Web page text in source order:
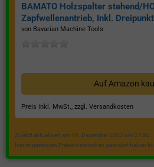
BAMATO Holzspalter stehend/
Zapfwellenantrieb, Inkl.
Spaltkraft 22 Tonnen*
von Bavarian Machine Tools
Auf Amazon
Preis inkl. MwSt., zzgl. Versandkosten
Zuletzt aktualisiert am 18. Dezember 2023 um 21:50
hier angezeigten Preise inzwischen geändert haben